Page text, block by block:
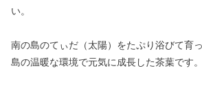
い。
南の島のてぃだ（太陽）をたぷり浴びて育
島の温暖な環境で元気に成長した茶葉です。